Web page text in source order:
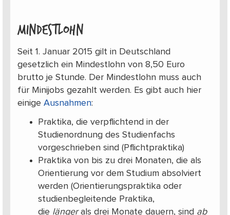
Mindestlohn
Seit 1. Januar 2015 gilt in Deutschland
gesetzlich ein Mindestlohn von 8,50 Euro
brutto je Stunde. Der Mindestlohn muss auch
für Minijobs gezahlt werden. Es gibt auch hier
einige Ausnahmen:
Praktika, die verpflichtend in der
Studienordnung des Studienfachs
vorgeschrieben sind (Pflichtpraktika)
Praktika von bis zu drei Monaten, die als
Orientierung vor dem Studium absolviert
werden (Orientierungspraktika oder
studienbegleitende Praktika,
die längerals drei Monate dauern, sind ab